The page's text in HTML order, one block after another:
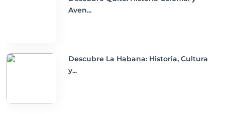
Aven...
Descubre La Habana: Historia, Cultura
y...